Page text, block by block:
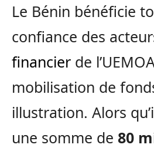
Le Bénin bénéficie
confiance des
financier de
mobilisation de
illustration. Alors
une somme de 80